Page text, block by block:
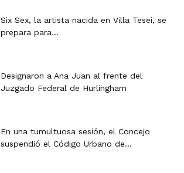
Six Sex, la artista nacida en Villa Tesei, se
prepara para...
Designaron a Ana Juan al frente del
Juzgado Federal de Hurlingham
En una tumultuosa sesión, el Concejo
suspendió el Código Urbano de...